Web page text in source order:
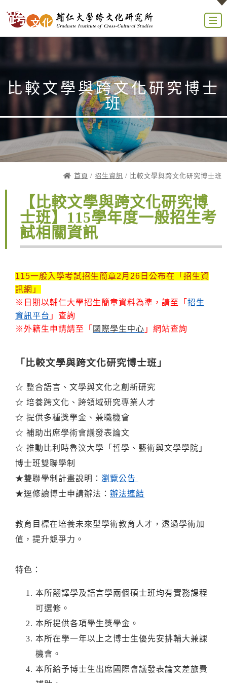
比較文學與跨文化研究博士
班
首頁 / 招生資訊 / 比較文學與跨文化研究博士班
【比較文學與跨文化研究博
士班】115學年度一般招生考
試相關資訊
115一般入學考試招生簡章2月26日公布在「招生資
訊網」
※日期以輔仁大學招生簡章資料為準，請至「 招生
資訊平台 」查詢
※外籍生申請請至「 國際學生中心 」網站查詢
「比較文學與跨文化研究博士班」
☆ 整合語言、文學與文化之創新研究
☆ 培養跨文化、跨領域研究專業人才
☆ 提供多種獎學金、兼職機會
☆ 補助出席學術會議發表論文
☆ 推動比利時魯汶大學「哲學、藝術與文學學院」
博士班雙聯學制
★雙聯學制計畫說明： 瀏覽公告
★逕修讀博士申請辦法： 辦法連結
教育目標在培養未來型學術教育人才，透過學術加
值，提升競爭力。
特色：
本所翻譯學及語言學兩個碩士班均有實務課程
可選修。
本所提供各項學生獎學金。
本所在學一年以上之博士生優先安排輔大兼課
機會。
本所給予博士生出席國際會議發表論文差旅費